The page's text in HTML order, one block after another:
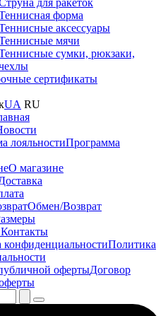
для ракеток
форма
аксессуары
мячи
сумки, рюкзаки,
сертификаты
UA RU
Программа
О магазине
Обмен/Возврат
Контакты
Политика
Договор